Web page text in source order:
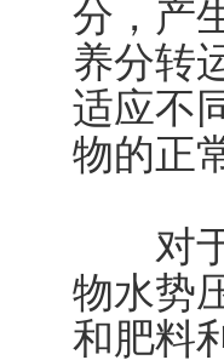
分，产
养分转
适应不
物的正
对于
物水势
和肥料